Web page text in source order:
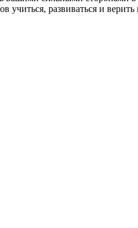
учиться, развиваться и